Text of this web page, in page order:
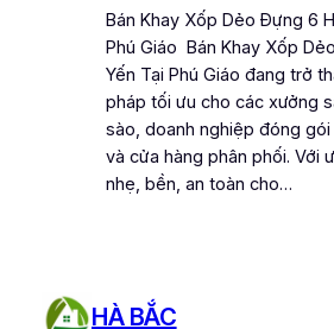
Bán Khay Xốp Dẻo Đựng 6
Phú Giáo Bán Khay Xốp
Yến Tại Phú Giáo đang trở
pháp tối ưu cho các xưởng
sào, doanh nghiệp đóng gói
và cửa hàng phân phối. Với
nhẹ, bền, an toàn cho…
HÀ BẮC